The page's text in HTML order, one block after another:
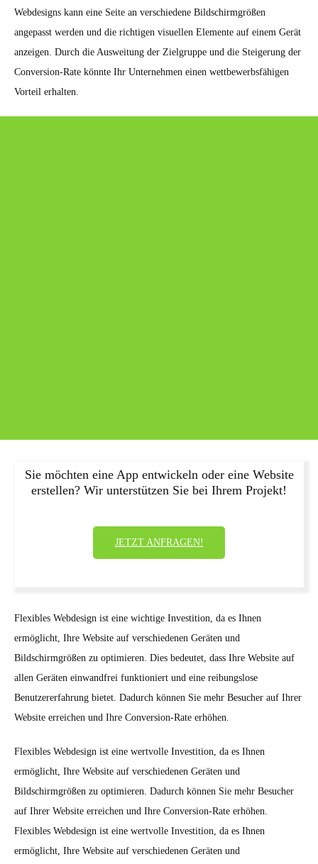
Webdesigns kann eine Seite an verschiedene Bildschirmgrößen
angepasst werden und die richtigen visuellen Elemente auf einem Gerät
anzeigen. Durch die Ausweitung der Zielgruppe und die Steigerung der
Conversion-Rate könnte Ihr Unternehmen einen wettbewerbsfähigen
Vorteil erhalten.
Sie möchten eine App entwickeln oder eine Website
erstellen? Wir unterstützen Sie bei Ihrem Projekt!
JETZT ANFRAGEN!
Flexibles Webdesign ist eine wichtige Investition, da es Ihnen
ermöglicht, Ihre Website auf verschiedenen Geräten und
Bildschirmgrößen zu optimieren. Dies bedeutet, dass Ihre Website auf
allen Geräten einwandfrei funktioniert und eine reibungslose
Benutzererfahrung bietet. Dadurch können Sie mehr Besucher auf Ihrer
Website erreichen und Ihre Conversion-Rate erhöhen.
Flexibles Webdesign ist eine wertvolle Investition, da es Ihnen
ermöglicht, Ihre Website auf verschiedenen Geräten und
Bildschirmgrößen zu optimieren. Dadurch können Sie mehr Besucher
auf Ihrer Website erreichen und Ihre Conversion-Rate erhöhen.
Flexibles Webdesign ist eine wertvolle Investition, da es Ihnen
ermöglicht, Ihre Website auf verschiedenen Geräten und